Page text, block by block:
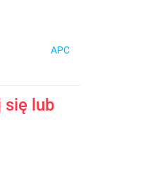
APC
się lub